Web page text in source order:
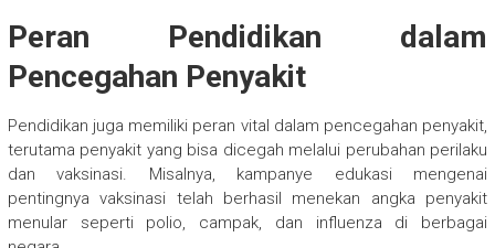
Peran Pendidikan dalam
Pencegahan Penyakit
Pendidikan juga memiliki peran vital dalam pencegahan penyakit,
terutama penyakit yang bisa dicegah melalui perubahan perilaku
dan vaksinasi. Misalnya, kampanye edukasi mengenai
pentingnya vaksinasi telah berhasil menekan angka penyakit
menular seperti polio, campak, dan influenza di berbagai